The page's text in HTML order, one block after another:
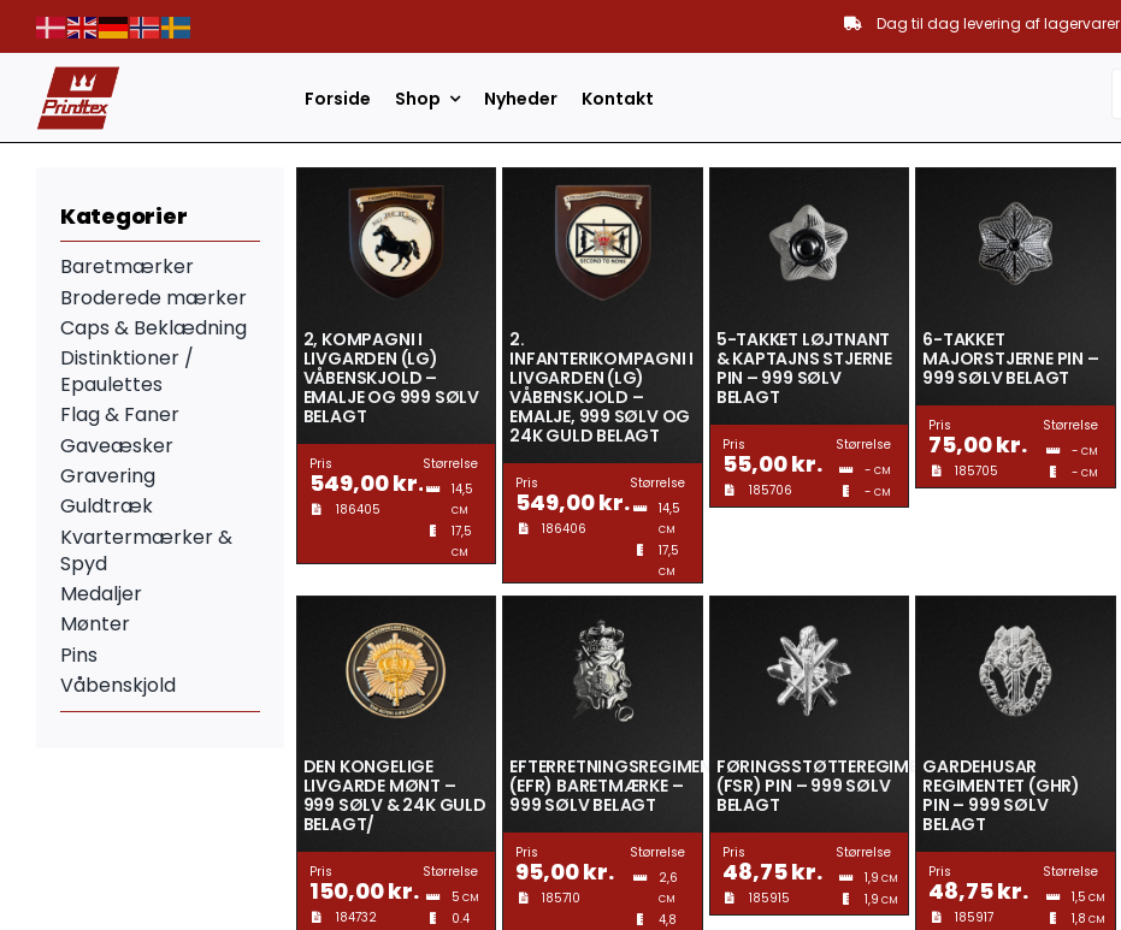
content
Dag til dag levering af lagervarer
Forside Shop Nyheder Kontakt
Kategorier
Baretmærker
Broderede mærker
Caps & Beklædning
Distinktioner /
Epaulettes
Flag & Faner
Gaveæsker
Gravering
Guldtræk
Kvartermærker &
Spyd
Medaljer
Mønter
Pins
Våbenskjold
2, KOMPAGNI I
LIVGARDEN (LG)
VÅBENSKJOLD –
EMALJE OG 999 SØLV
BELAGT
Pris
549,00kr.
186405
Størrelse
14,5
CM
17,5
CM
2.
INFANTERIKOMPAGNI I
LIVGARDEN (LG)
VÅBENSKJOLD –
EMALJE, 999 SØLV OG
24K GULD BELAGT
Pris
549,00kr.
186406
Størrelse
14,5
CM
17,5
CM
5-TAKKET LØJTNANT
& KAPTAJNS STJERNE
PIN – 999 SØLV
BELAGT
Pris
55,00kr.
185706
Størrelse
- CM
- CM
6-TAKKET
MAJORSTJERNE PIN –
999 SØLV BELAGT
Pris
75,00kr.
185705
Størrelse
- CM
- CM
DEN KONGELIGE
LIVGARDE MØNT –
999 SØLV & 24K GULD
BELAGT/
Pris
150,00kr.
184732
Størrelse
5 CM
0.4
EFTERRETNINGSREGIMENTET
(EFR) BARETMÆRKE –
999 SØLV BELAGT
Pris
95,00kr.
185710
Størrelse
2,6
CM
4,8
FØRINGSSTØTTEREGIMENT
(FSR) PIN – 999 SØLV
BELAGT
Pris
48,75kr.
185915
Størrelse
1,9 CM
1,9 CM
GARDEHUSAR
REGIMENTET (GHR)
PIN – 999 SØLV
BELAGT
Pris
48,75kr.
185917
Størrelse
1,5 CM
1,8 CM